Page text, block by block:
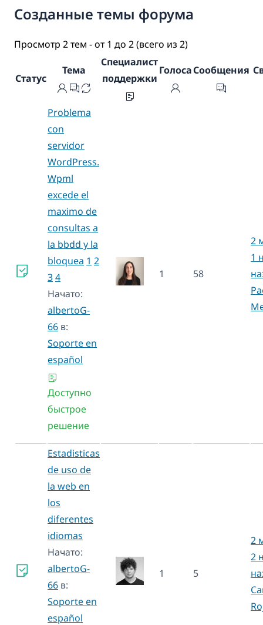
Созданные темы форума
Просмотр 2 тем - от 1 до 2 (всего из 2)
Статус
Тема
Специалист
поддержки
ГолосаСообщения
Problema
con
servidor
WordPress.
Wpml
excede el
maximo de
consultas a
la bbdd y la
bloquea 1 2
34
Начато:
albertoG-
66 в:
Soporte en
español
Доступно
быстрое
решение
1 58
2
1
Estadisticas
de uso de
la web en
los
diferentes
idiomas
Начато:
albertoG-
66 в:
Soporte en
español
1 5
2
2